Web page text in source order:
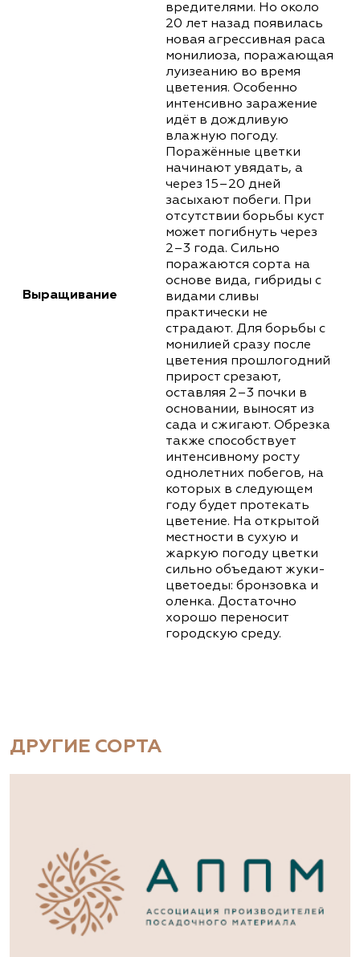
Выращивание
вредителями. Но около
20 лет назад появилась
новая агрессивная раса
монилиоза, поражающая
луизеанию во время
цветения. Особенно
интенсивно заражение
идёт в дождливую
влажную погоду.
Поражённые цветки
начинают увядать, а
через 15–20 дней
засыхают побеги. При
отсутствии борьбы куст
может погибнуть через
2–3 года. Сильно
поражаются сорта на
основе вида, гибриды с
видами сливы
практически не
страдают. Для борьбы с
монилией сразу после
цветения прошлогодний
прирост срезают,
оставляя 2–3 почки в
основании, выносят из
сада и сжигают. Обрезка
также способствует
интенсивному росту
однолетних побегов, на
которых в следующем
году будет протекать
цветение. На открытой
местности в сухую и
жаркую погоду цветки
сильно объедают жуки-
цветоеды: бронзовка и
оленка. Достаточно
хорошо переносит
городскую среду.
ДРУГИЕ СОРТА